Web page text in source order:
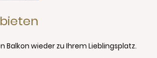
Balkon wieder zu Ihrem Lieblingsplatz.